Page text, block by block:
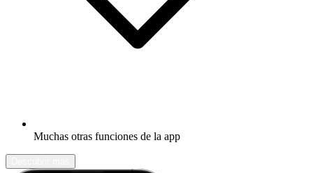
Muchas otras funciones de la app